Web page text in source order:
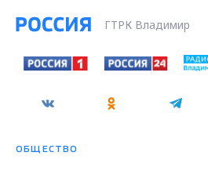
ГТРК Владимир
ОБЩЕСТВО